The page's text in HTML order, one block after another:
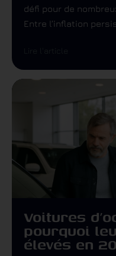
défi pour de
Entre l’inflation
Lire l'article
Voitures
pourquoi
élevés en